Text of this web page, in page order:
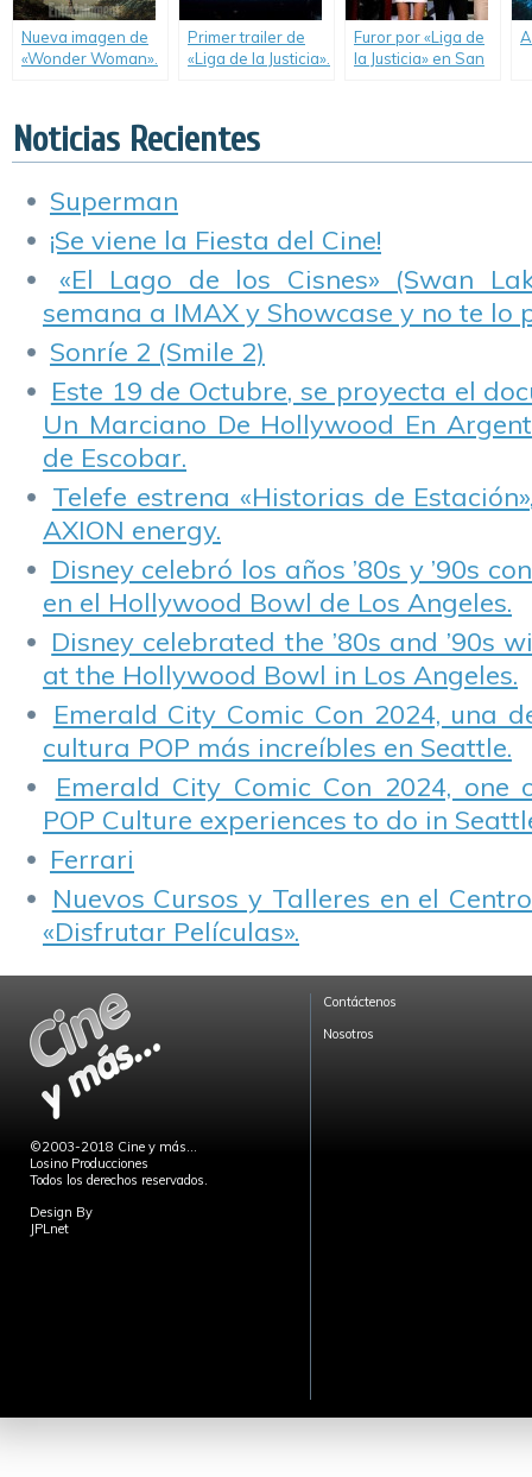
Nueva imagen de
«Wonder Woman».
Primer trailer de
«Liga de la Justicia».
Furor por «Liga de
la Justicia» en San
Noticias Recientes
Superman
¡Se viene la Fiesta del Cine!
«El Lago de los Cisnes» (Swan
semana a IMAX y Showcase y no te lo
Sonríe 2 (Smile 2)
Este 19 de Octubre, se proyecta el
Un Marciano De Hollywood En
de Escobar.
Telefe estrena «Historias de
AXION energy.
Disney celebró los años ’80s y ’90s
en el Hollywood Bowl de Los Angeles.
Disney celebrated the ’80s and ’90s
at the Hollywood Bowl in Los Angeles.
Emerald City Comic Con 2024, una
cultura POP más increíbles en Seattle.
Emerald City Comic Con 2024,
POP Culture experiences to do in
Ferrari
Nuevos Cursos y Talleres en el
«Disfrutar Películas».
©2003-2018 Cine y más...
Losino Producciones
Todos los derechos reservados.
Design By
JPLnet
Contáctenos
Nosotros